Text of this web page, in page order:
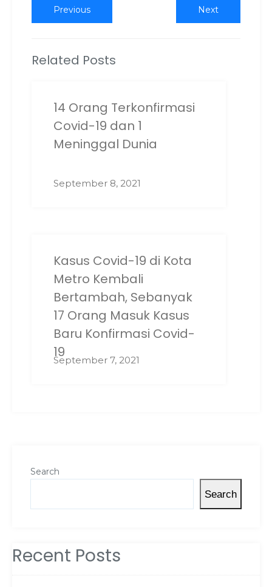
PostPreviousPrevious
post:
NextNext
post:
Related Posts
14 Orang Terkonfirmasi
Covid-19 dan 1
Meninggal Dunia
September 8, 2021
Kasus Covid-19 di Kota
Metro Kembali
Bertambah, Sebanyak
17 Orang Masuk Kasus
Baru Konfirmasi Covid-
19
September 7, 2021
Search
Search
Recent Posts